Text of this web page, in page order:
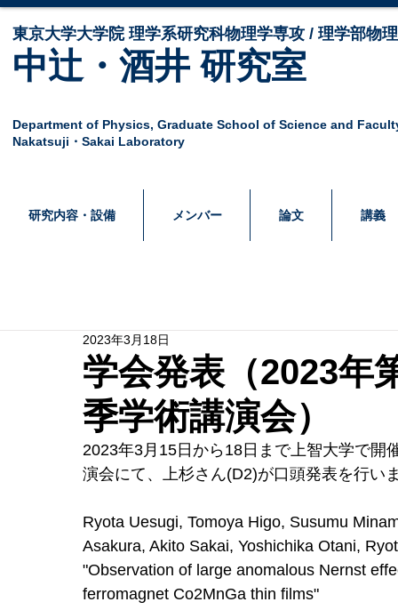
東京大学大学院 ​理学系研究科物理学専攻 / 理学部物
中辻・酒井 研究室
Department of Physics, Graduate School of Science and
Nakatsuji・Sakai Laboratory
研究内容・設備 メンバー 論文 講義
学会発表（2023年
季学術講演会）
2023年3月18日
2023年3月15日から18日まで上智大学で開
演会にて、上杉さん(D2)が口頭発表を行い
Ryota Uesugi, Tomoya Higo, Susumu
Asakura, Akito Sakai, Yoshichika Otani,
"Observation of large anomalous Nernst
ferromagnet Co2MnGa thin films"